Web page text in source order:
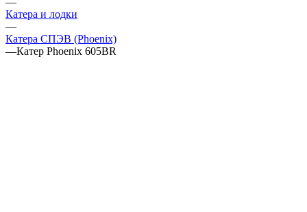
Катера и лодки
—
Катера СПЭВ (Phoenix)
—Катер Phoenix 605BR